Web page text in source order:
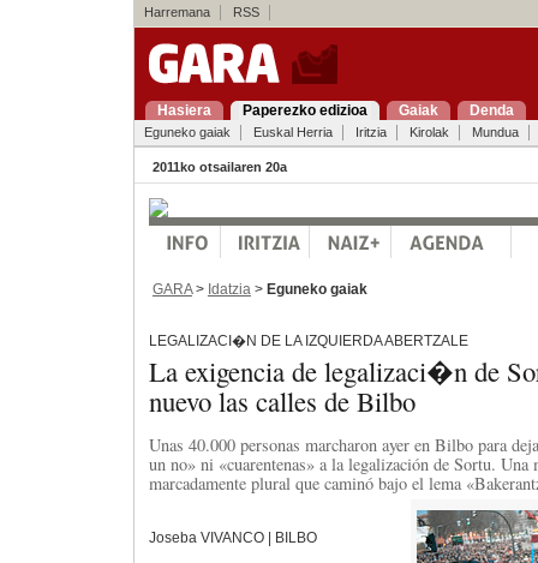
Harremana RSS
Hasiera Paperezko edizioa Gaiak Denda
Eguneko gaiak Euskal Herria Iritzia Kirolak Mundua
2011ko otsailaren 20a
GARA> Idatzia > Eguneko gaiak
LEGALIZACI�N DE LA IZQUIERDA ABERTZALE
La exigencia de legalizaci�n de
nuevo las calles de Bilbo
Unas 40.000 personas marcharon ayer en Bilbo para
un no» ni «cuarentenas» a la legalización de Sortu. Una
marcadamente plural que caminó bajo el lema
Joseba VIVANCO | BILBO